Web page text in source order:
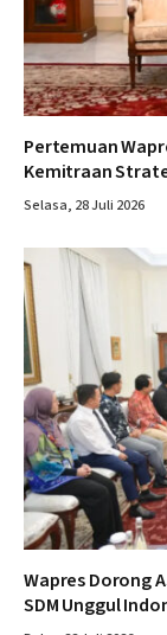
Pertemuan
Kemitraan
Selasa, 28 Juli 2026
Wapres Dorong
SDM Unggul